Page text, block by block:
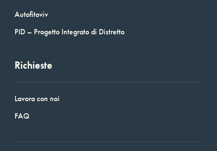
Autofitoviv
PID – Progetto Integrato di Distretto
Richieste
Lavora con noi
FAQ